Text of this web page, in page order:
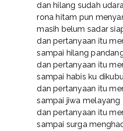
dan hilang sudah
rona hitam pun
masih belum sadar
dan pertanyaan itu
sampai hilang
dan pertanyaan itu
sampai habis ku
dan pertanyaan itu
sampai jiwa melayang
dan pertanyaan itu
sampai surga